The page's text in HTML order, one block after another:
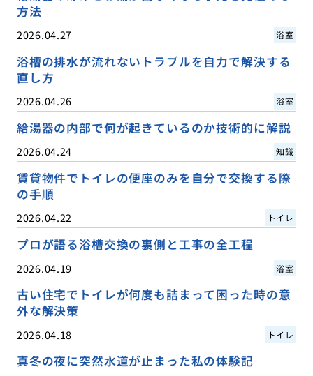
方法
2026.04.27 浴室
浴槽の排水が流れないトラブルを自力で解決する
直し方
2026.04.26 浴室
給湯器の内部で何が起きているのか技術的に解説
2026.04.24 知識
賃貸物件でトイレの便座のみを自分で交換する際
の手順
2026.04.22 トイレ
プロが語る浴槽交換の裏側と工事の全工程
2026.04.19 浴室
古い住宅でトイレが何度も詰まって困った時の意
外な解決策
2026.04.18 トイレ
真冬の夜に突然水道が止まった私の体験記